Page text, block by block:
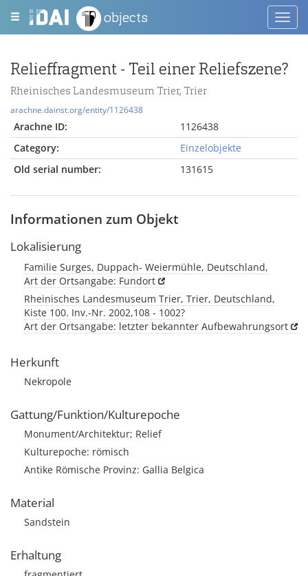
objects
Relieffragment - Teil einer Reliefszene?
Rheinisches Landesmuseum Trier, Trier
arachne.dainst.org/entity/1126438
Arachne ID:
1126438
Category:
Einzelobjekte
Old serial number:
131615
Informationen zum Objekt
Lokalisierung
Familie Surges, Duppach- Weiermühle, Deutschland,
Art der Ortsangabe: Fundort
Rheinisches Landesmuseum Trier, Trier, Deutschland,
Kiste 100. Inv.-Nr. 2002,108 - 1002?
Art der Ortsangabe: letzter bekannter Aufbewahrungsort
Herkunft
Nekropole
Gattung/Funktion/Kulturepoche
Monument/Architektur; Relief
Kulturepoche: römisch
Antike Römische Provinz: Gallia Belgica
Material
Sandstein
Erhaltung